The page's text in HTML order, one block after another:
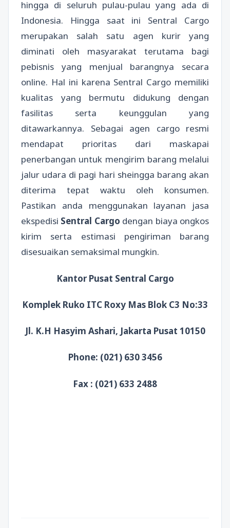
hingga di seluruh pulau-pulau yang ada di
Indonesia. Hingga saat ini Sentral Cargo
merupakan salah satu agen kurir yang
diminati oleh masyarakat terutama bagi
pebisnis yang menjual barangnya secara
online. Hal ini karena Sentral Cargo memiliki
kualitas yang bermutu didukung dengan
fasilitas serta keunggulan yang
ditawarkannya. Sebagai agen cargo resmi
mendapat prioritas dari maskapai
penerbangan untuk mengirim barang melalui
jalur udara di pagi hari sheingga barang akan
diterima tepat waktu oleh konsumen.
Pastikan anda menggunakan layanan jasa
ekspedisi Sentral Cargo dengan biaya ongkos
kirim serta estimasi pengiriman barang
disesuaikan semaksimal mungkin.
Kantor Pusat Sentral Cargo
Komplek Ruko ITC Roxy Mas Blok C3 No:33
Jl. K.H Hasyim Ashari, Jakarta Pusat 10150
Phone: (021) 630 3456
Fax : (021) 633 2488